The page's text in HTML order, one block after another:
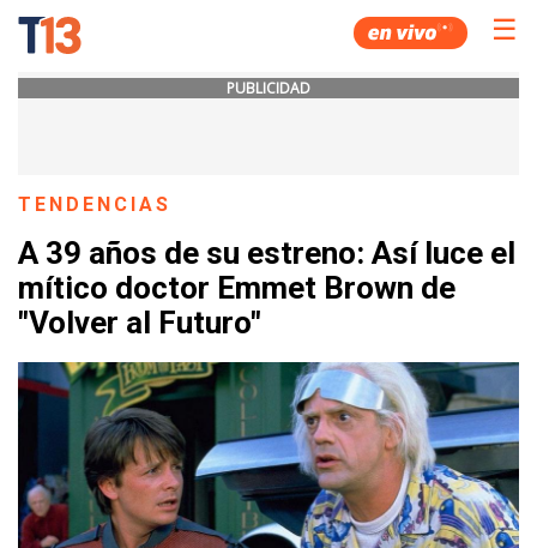
☰
PUBLICIDAD
TENDENCIAS
A 39 años de su estreno: Así luce el
mítico doctor Emmet Brown de
"Volver al Futuro"